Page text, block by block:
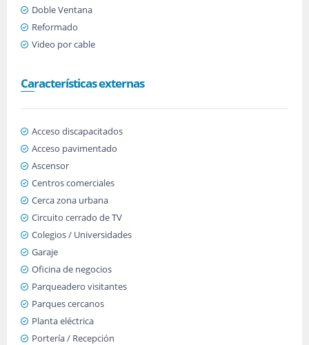
Doble Ventana
Reformado
Video por cable
Características externas
Acceso discapacitados
Acceso pavimentado
Ascensor
Centros comerciales
Cerca zona urbana
Circuito cerrado de TV
Colegios / Universidades
Garaje
Oficina de negocios
Parqueadero visitantes
Parques cercanos
Planta eléctrica
Portería / Recepción